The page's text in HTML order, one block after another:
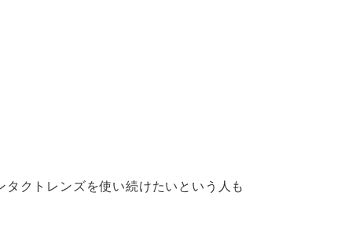
クトレンズを使い続けたいという人も